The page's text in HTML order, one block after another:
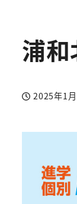
浦
投稿日
2025年1